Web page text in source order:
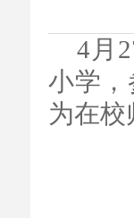
4月
小学，
为在